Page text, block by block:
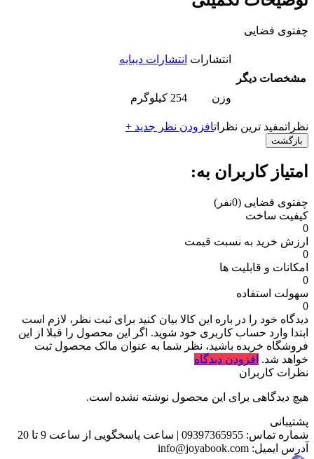
چفتوی فضایی
مشخصات دیگر
انتشارات انتشارات دیبایه
وزن 254 کیلوگرم
نظراتمفید ترین نظراتافزودن نظر جدید +
بازگشت
امتیاز کاربران به:
چفتوی فضایی (0نفر)
کیفیت ساخت
0
ارزش خرید به نسبت قیمت
0
امکانات و قابلیت ها
0
سهولت استفاده
0
دیدگاه خود را در باره این کالا بیان کنید برای ثبت نظر، لازم است
ابتدا وارد حساب کاربری خود شوید. اگر این محصول را قبلا از این
فروشگاه خریده باشید، نظر شما به عنوان مالک محصول ثبت
خواهد شد. افزودن دیدگاه
نظرات کاربران
هیچ دیدگاهی برای این محصول نوشته نشده است.
پشتیبانی
شماره تماس: 09397365955
| ساعت پاسخگویی از ساعت 9 تا 20
آدرس ایمیل: info@joyabook.com